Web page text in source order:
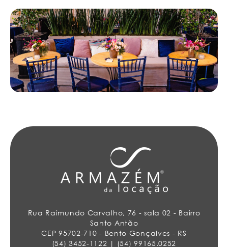
Rua Raimundo Carvalho, 76 - sala 02 - Bairro
Santo Antão
CEP 95702-710 - Bento Gonçalves - RS
(54) 3452-1122 | (54) 99165.0252